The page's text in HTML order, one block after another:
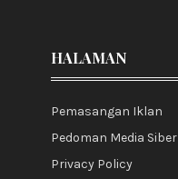
HALAMAN
Pemasangan Iklan
Pedoman Media Siber
Privacy Policy